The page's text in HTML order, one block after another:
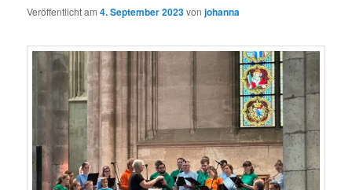
Veröffentlicht am4. September 2023vonjohanna